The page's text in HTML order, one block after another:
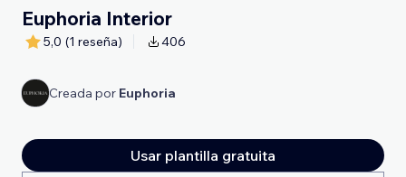
Euphoria Interior
5,0 (1 reseña) 406
Creada por Euphoria
Usar plantilla gratuita